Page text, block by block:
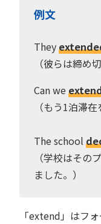
例文
They
（彼らは締め
Can we
（もう1泊滞在
The school
（学校はその
ました。）
「extend」はフ